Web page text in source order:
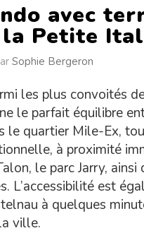
avec
Petite
Sophie Bergeron
les plus convoités
le parfait équilibre
le quartier Mile-Ex,
à proximité
le parc Jarry,
L’accessibilité est
à quelques
ville.